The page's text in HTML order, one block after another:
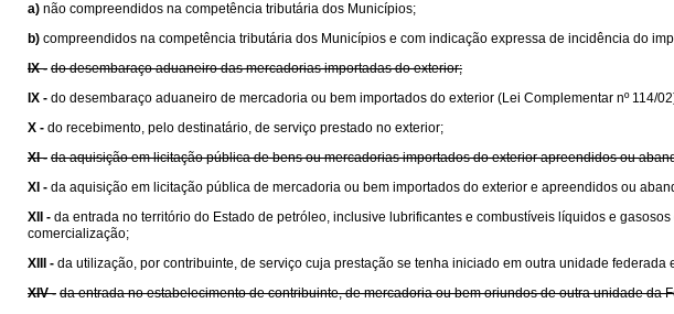
a) não compreendidos na competência tributária dos Municípios;
b) compreendidos na competência tributária dos Municípios e com indicação expressa de incidência do
IX - do desembaraço aduaneiro das mercadorias importadas do exterior;
IX - do desembaraço aduaneiro de mercadoria ou bem importados do exterior (Lei Complementar nº 114/
X - do recebimento, pelo destinatário, de serviço prestado no exterior;
XI - da aquisição em licitação pública de bens ou mercadorias importados do exterior apreendidos ou
XI - da aquisição em licitação pública de mercadoria ou bem importados do exterior e apreendidos ou
XII - da entrada no território do Estado de petróleo, inclusive lubrificantes e combustíveis líquidos e
comercialização;
XIII - da utilização, por contribuinte, de serviço cuja prestação se tenha iniciado em outra unidade
XIV - da entrada no estabelecimento de contribuinte, de mercadoria ou bem oriundos de outra unidade da